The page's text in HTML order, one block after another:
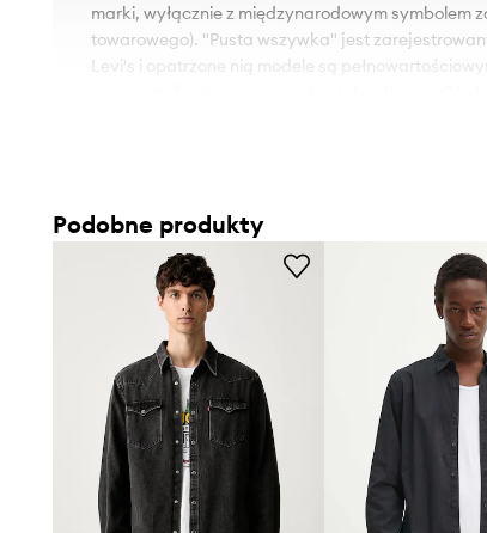
marki, wyłącznie z międzynarodowym symbolem
towarowego). "Pusta wszywka" jest
Levi's i opatrzone nią modele są
- Lekko usztywniony kołnierzyk klasyczny, typu
- Zapięcie na zatrzaski.
- Kieszonki na piersi.
Podobne produkty